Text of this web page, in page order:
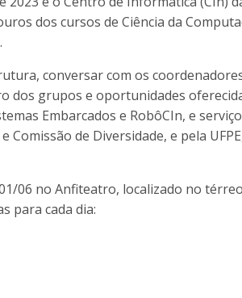
dos cursos de Ciência da
conversar com os
grupos e oportunidades
Embarcados e RobôCIn, e
Comissão de Diversidade, e pela
06 no Anfiteatro, localizado no
para cada dia: